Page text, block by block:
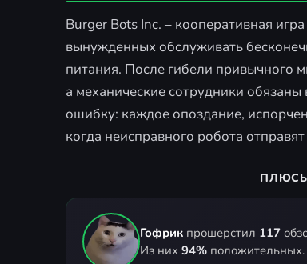
Burger Bots Inc. – кооперативная
вынужденных обслуживать
питания. После гибели привычного
а механические сотрудники
ошибку: каждое опоздание,
когда неисправного робота
Гофрик прошерстил 117
Из них 94% положительных.